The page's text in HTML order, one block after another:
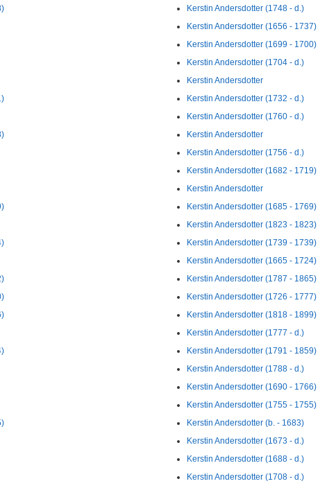
Kerstin Andersdotter (1748 - d.)
Kerstin Andersdotter (1656 - 1737)
Kerstin Andersdotter (1699 - 1700)
Kerstin Andersdotter (1704 - d.)
Kerstin Andersdotter
Kerstin Andersdotter (1732 - d.)
Kerstin Andersdotter (1760 - d.)
Kerstin Andersdotter
Kerstin Andersdotter (1756 - d.)
Kerstin Andersdotter (1682 - 1719)
Kerstin Andersdotter
Kerstin Andersdotter (1685 - 1769)
Kerstin Andersdotter (1823 - 1823)
Kerstin Andersdotter (1739 - 1739)
Kerstin Andersdotter (1665 - 1724)
Kerstin Andersdotter (1787 - 1865)
Kerstin Andersdotter (1726 - 1777)
Kerstin Andersdotter (1818 - 1899)
Kerstin Andersdotter (1777 - d.)
Kerstin Andersdotter (1791 - 1859)
Kerstin Andersdotter (1788 - d.)
Kerstin Andersdotter (1690 - 1766)
Kerstin Andersdotter (1755 - 1755)
Kerstin Andersdotter (b. - 1683)
Kerstin Andersdotter (1673 - d.)
Kerstin Andersdotter (1688 - d.)
Kerstin Andersdotter (1708 - d.)